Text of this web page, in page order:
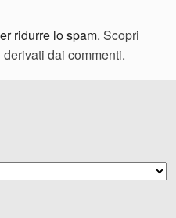
ridurre lo spam. Scopri
dai commenti.